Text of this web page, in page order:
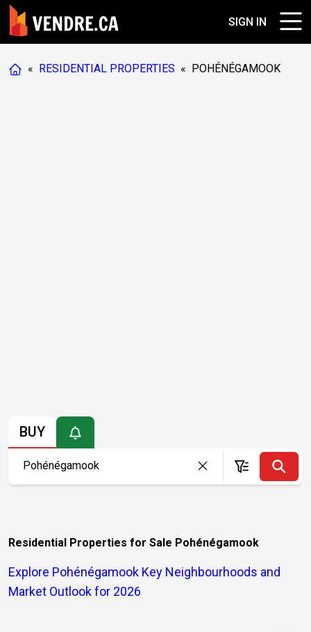
SIGN IN
« RESIDENTIAL PROPERTIES « POHÉNÉGAMOOK
BUY
Residential Properties for Sale Pohénégamook
Explore Pohénégamook Key Neighbourhoods and
Market Outlook for 2026